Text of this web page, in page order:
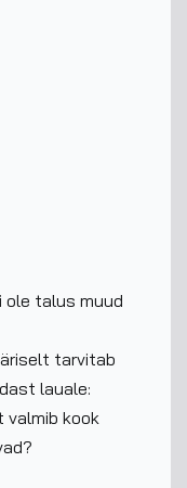
ole talus muud
tarvitab
lauale:
kook